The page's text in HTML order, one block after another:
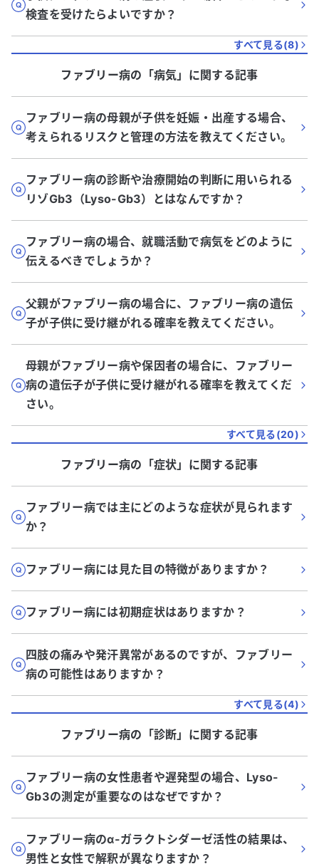
検査を受けたらよいですか？
すべて見る(8)
ファブリー病の「病気」に関する記事
ファブリー病の母親が子供を妊娠・出産する場合、
考えられるリスクと管理の方法を教えてください。
ファブリー病の診断や治療開始の判断に用いられる
リゾGb3（Lyso-Gb3）とはなんですか？
ファブリー病の場合、就職活動で病気をどのように
伝えるべきでしょうか？
父親がファブリー病の場合に、ファブリー病の遺伝
子が子供に受け継がれる確率を教えてください。
母親がファブリー病や保因者の場合に、ファブリー
病の遺伝子が子供に受け継がれる確率を教えてくだ
さい。
すべて見る(20)
ファブリー病の「症状」に関する記事
ファブリー病では主にどのような症状が見られます
か？
ファブリー病には見た目の特徴がありますか？
ファブリー病には初期症状はありますか？
四肢の痛みや発汗異常があるのですが、ファブリー
病の可能性はありますか？
すべて見る(4)
ファブリー病の「診断」に関する記事
ファブリー病の女性患者や遅発型の場合、Lyso-
Gb3の測定が重要なのはなぜですか？
ファブリー病のα-ガラクトシダーゼ活性の結果は、
男性と女性で解釈が異なりますか？